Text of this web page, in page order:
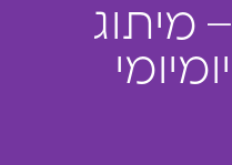
– מיתוג
יומיומי